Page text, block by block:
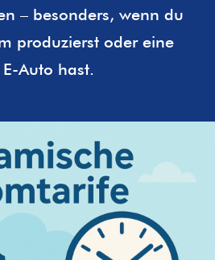
– besonders, wenn du
produzierst oder eine
Auto hast.